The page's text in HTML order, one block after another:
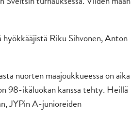
Riku Sihvonen, Anton
nuorten maajoukkueessa on aika
98-ikäluokan kanssa tehty. Heillä
JYPin A-junioreiden